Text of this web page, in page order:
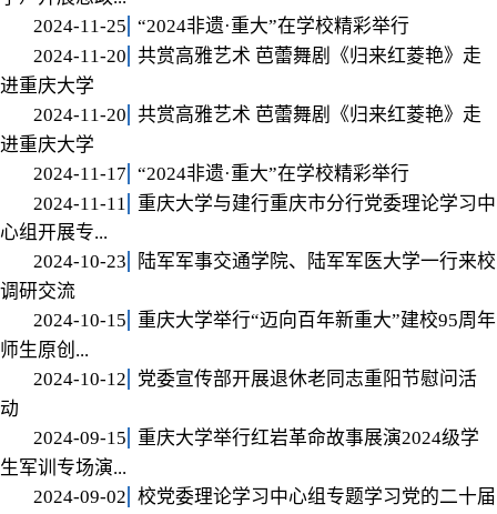
2024-11-25
“2024非遗·重大”在学校精彩举行
2024-11-20
共赏高雅艺术 芭蕾舞剧《归来红菱艳》走
进重庆大学
2024-11-20
共赏高雅艺术 芭蕾舞剧《归来红菱艳》走
进重庆大学
2024-11-17
“2024非遗·重大”在学校精彩举行
2024-11-11
重庆大学与建行重庆市分行党委理论学习中
心组开展专...
2024-10-23
陆军军事交通学院、陆军军医大学一行来校
调研交流
2024-10-15
重庆大学举行“迈向百年新重大”建校95周年
师生原创...
2024-10-12
党委宣传部开展退休老同志重阳节慰问活
动
2024-09-15
重庆大学举行红岩革命故事展演2024级学
生军训专场演...
2024-09-02
校党委理论学习中心组专题学习党的二十届